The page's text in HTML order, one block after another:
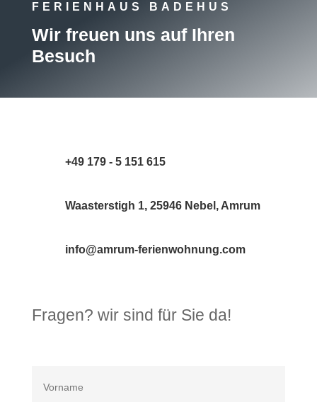
FERIENHAUS BADEHUS
Wir freuen uns auf Ihren
Besuch
+49 179 - 5 151 615
Waasterstigh 1, 25946 Nebel, Amrum
info@amrum-ferienwohnung.com
Fragen? wir sind für Sie da!